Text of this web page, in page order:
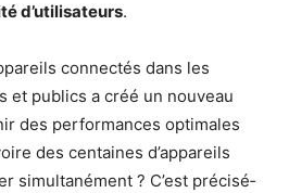
d’u­ti­li­sa­teurs.
connec­tés dans les
et publics a créé un nou­veau
des per­for­mances opti­males
des cen­taines d’ap­pa­reils
simul­ta­né­ment ? C’est pré­ci­sé­